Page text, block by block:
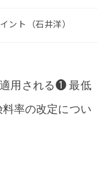
ント（石井洋）
用される❶ 最低
率の改定につい